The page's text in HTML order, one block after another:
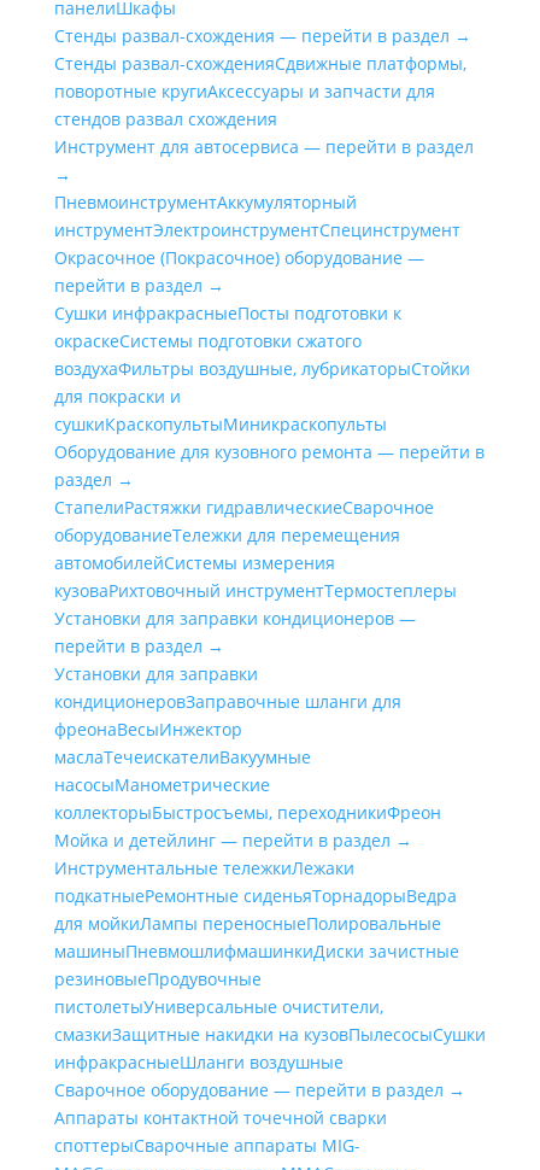
панелиШкафы
Стенды развал-схождения — перейти в раздел →
Стенды развал-схожденияСдвижные платформы,
поворотные кругиАксессуары и запчасти для
стендов развал схождения
Инструмент для автосервиса — перейти в раздел
→
ПневмоинструментАккумуляторный
инструментЭлектроинструментСпецинструмент
Окрасочное (Покрасочное) оборудование —
перейти в раздел →
Сушки инфракрасныеПосты подготовки к
окраскеСистемы подготовки сжатого
воздухаФильтры воздушные, лубрикаторыСтойки
для покраски и
сушкиКраскопультыМиникраскопульты
Оборудование для кузовного ремонта — перейти в
раздел →
СтапелиРастяжки гидравлическиеСварочное
оборудованиеТележки для перемещения
автомобилейСистемы измерения
кузоваРихтовочный инструментТермостеплеры
Установки для заправки кондиционеров —
перейти в раздел →
Установки для заправки
кондиционеровЗаправочные шланги для
фреонаВесыИнжектор
маслаТечеискателиВакуумные
насосыМанометрические
коллекторыБыстросъемы, переходникиФреон
Мойка и детейлинг — перейти в раздел →
Инструментальные тележкиЛежаки
подкатныеРемонтные сиденьяТорнадорыВедра
для мойкиЛампы переносныеПолировальные
машиныПневмошлифмашинкиДиски зачистные
резиновыеПродувочные
пистолетыУниверсальные очистители,
смазкиЗащитные накидки на кузовПылесосыСушки
инфракрасныеШланги воздушные
Сварочное оборудование — перейти в раздел →
Аппараты контактной точечной сварки
cпоттерыСварочные аппараты MIG-